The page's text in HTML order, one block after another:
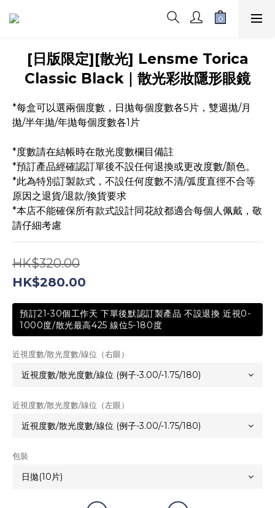
[日版限定][散光] Lensme Torica
Classic Black｜散光彩妝隱形眼鏡
*每盒可以選兩個度數，日拋每個度數各5片，雙週拋/月
拋/半年拋/年拋每個度數各1片
*度數請在結帳時在散光度數欄目備註
*預訂產品經確認訂單後不設任何退換或更改度數/顏色。
*此為特別訂製款式，不設任何度數不清/弧度直徑不合等
原因之退貨/退款/換貨要求
*本店不能確保所有款式設計同花紋都適合每個人佩戴，敬
請仔細考慮
HK$320.00
HK$280.00
預訂21-30個工作天 下單後默認訂製產品 不設退換 近視0-
1000度/散光最高425 線位5-180度
近視度數/散光度數/線位（右眼）
近視度數/散光度數/線位（左眼）
包裝